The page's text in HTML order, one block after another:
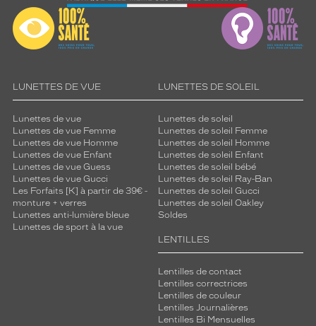
LUNETTES DE VUE
Lunettes de vue
Lunettes de vue Femme
Lunettes de vue Homme
Lunettes de vue Enfant
Lunettes de vue Guess
Lunettes de vue Gucci
Les Forfaits [K] à partir de 39€ -
monture + verres
Lunettes anti-lumière bleue
Lunettes de sport à la vue
LUNETTES DE SOLEIL
Lunettes de soleil
Lunettes de soleil Femme
Lunettes de soleil Homme
Lunettes de soleil Enfant
Lunettes de soleil bébé
Lunettes de soleil Ray-Ban
Lunettes de soleil Gucci
Lunettes de soleil Oakley
Soldes
LENTILLES
Lentilles de contact
Lentilles correctrices
Lentilles de couleur
Lentilles Journalières
Lentilles Bi Mensuelles